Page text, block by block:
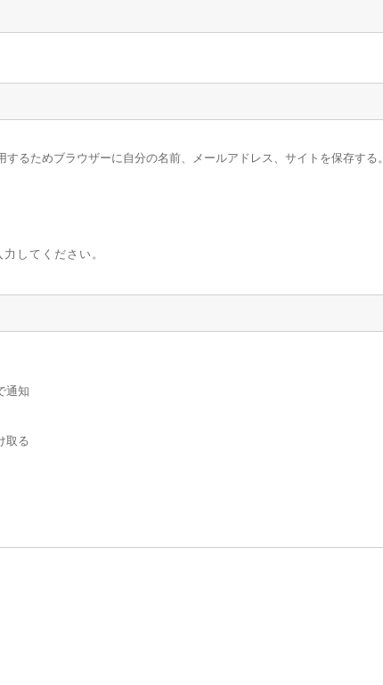
するためブラウザーに自分の名前、メールアドレス、サイトを保存する。
してください。
通知
取る